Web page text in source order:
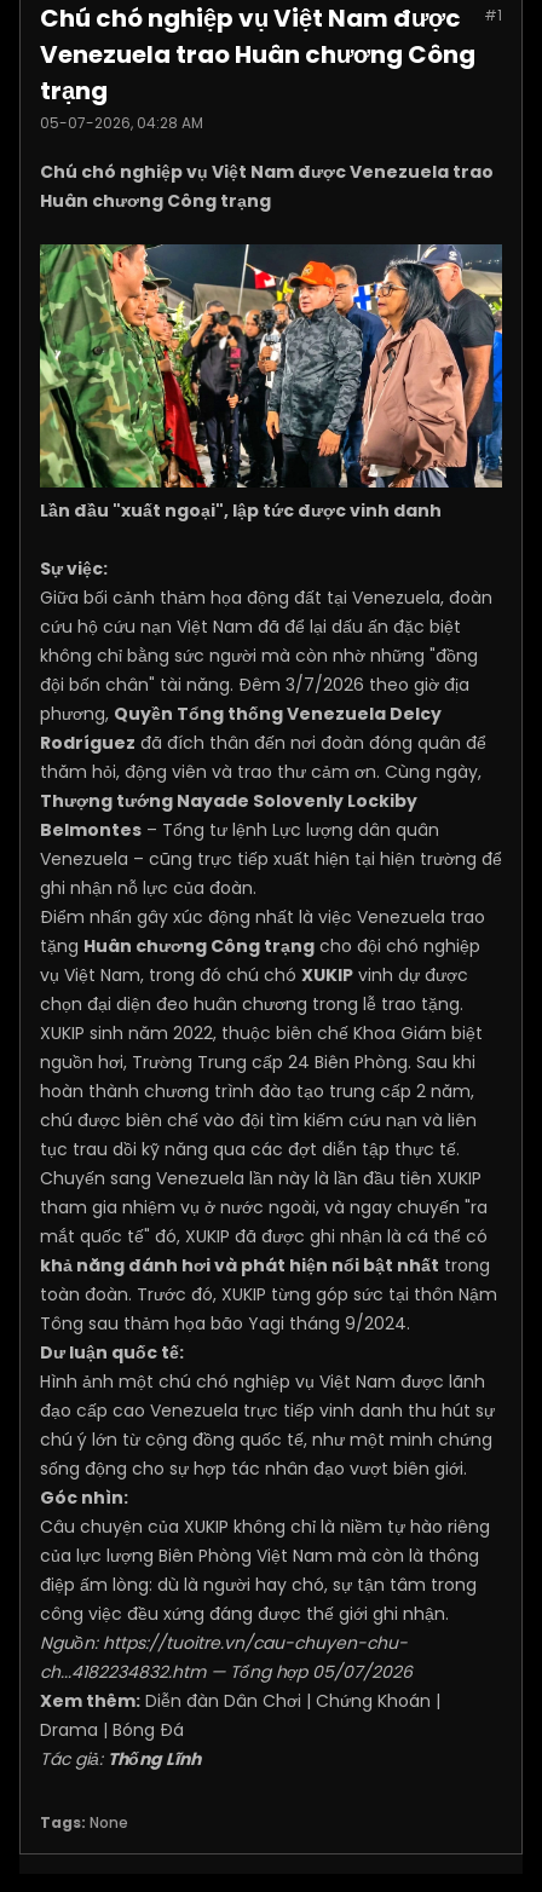
Posts:5399 #1
Chú chó nghiệp vụ Việt Nam được
Venezuela trao Huân chương Công
trạng
05-07-2026, 04:28 AM
Chú chó nghiệp vụ Việt Nam được Venezuela trao
Huân chương Công trạng
Lần đầu "xuất ngoại", lập tức được vinh danh
Sự việc:
Giữa bối cảnh thảm họa động đất tại Venezuela, đoàn
cứu hộ cứu nạn Việt Nam đã để lại dấu ấn đặc biệt
không chỉ bằng sức người mà còn nhờ những "đồng
đội bốn chân" tài năng. Đêm 3/7/2026 theo giờ địa
phương, Quyền Tổng thống Venezuela Delcy
Rodríguez đã đích thân đến nơi đoàn đóng quân để
thăm hỏi, động viên và trao thư cảm ơn. Cùng ngày,
Thượng tướng Nayade Solovenly Lockiby
Belmontes – Tổng tư lệnh Lực lượng dân quân
Venezuela – cũng trực tiếp xuất hiện tại hiện trường để
ghi nhận nỗ lực của đoàn.
Điểm nhấn gây xúc động nhất là việc Venezuela trao
tặng Huân chương Công trạng cho đội chó nghiệp
vụ Việt Nam, trong đó chú chó XUKIP vinh dự được
chọn đại diện đeo huân chương trong lễ trao tặng.
XUKIP sinh năm 2022, thuộc biên chế Khoa Giám biệt
nguồn hơi, Trường Trung cấp 24 Biên Phòng. Sau khi
hoàn thành chương trình đào tạo trung cấp 2 năm,
chú được biên chế vào đội tìm kiếm cứu nạn và liên
tục trau dồi kỹ năng qua các đợt diễn tập thực tế.
Chuyến sang Venezuela lần này là lần đầu tiên XUKIP
tham gia nhiệm vụ ở nước ngoài, và ngay chuyến "ra
mắt quốc tế" đó, XUKIP đã được ghi nhận là cá thể có
khả năng đánh hơi và phát hiện nổi bật nhất trong
toàn đoàn. Trước đó, XUKIP từng góp sức tại thôn Nậm
Tông sau thảm họa bão Yagi tháng 9/2024.
Dư luận quốc tế:
Hình ảnh một chú chó nghiệp vụ Việt Nam được lãnh
đạo cấp cao Venezuela trực tiếp vinh danh thu hút sự
chú ý lớn từ cộng đồng quốc tế, như một minh chứng
sống động cho sự hợp tác nhân đạo vượt biên giới.
Góc nhìn:
Câu chuyện của XUKIP không chỉ là niềm tự hào riêng
của lực lượng Biên Phòng Việt Nam mà còn là thông
điệp ấm lòng: dù là người hay chó, sự tận tâm trong
công việc đều xứng đáng được thế giới ghi nhận.
Nguồn: https://tuoitre.vn/cau-chuyen-chu-
ch...4182234832.htm— Tổng hợp 05/07/2026
Xem thêm: Diễn đàn Dân Chơi | Chứng Khoán |
Drama | Bóng Đá
Tác giả: Thống Lĩnh
Tags: None